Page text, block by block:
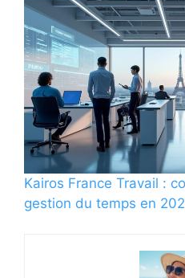
Kairos France Travail :
gestion du temps en